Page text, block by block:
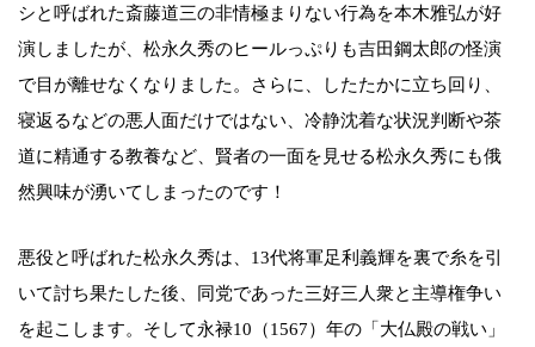
シと呼ばれた斎藤道三の非情極まりない行為を本木雅弘が好
演しましたが、松永久秀のヒールっぷりも吉田鋼太郎の怪演
で目が離せなくなりました。さらに、したたかに立ち回り、
寝返るなどの悪人面だけではない、冷静沈着な状況判断や茶
道に精通する教養など、賢者の一面を見せる松永久秀にも俄
然興味が湧いてしまったのです！
悪役と呼ばれた松永久秀は、13代将軍足利義輝を裏で糸を引
いて討ち果たした後、同党であった三好三人衆と主導権争い
を起こします。そして永禄10（1567）年の「大仏殿の戦い」